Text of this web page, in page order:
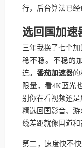
行，后台算法已经
选回国加速
三年我换了七个
稳不稳。不稳的
连。番茄加速器的
限量，看4K蓝光
别你在看视频还是
精选回国影音、
线差距就像国道和
第二，速度快不